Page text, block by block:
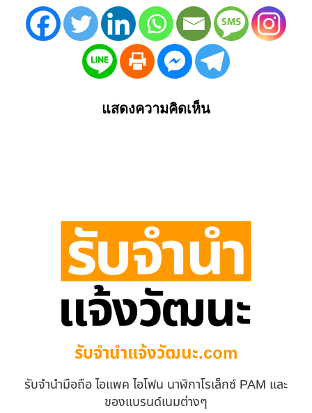
แสดงความคิดเห็น
รับจํานําแจ้งวัฒนะ.com
รับจำนำมือถือ ไอแพค ไอโฟน นาฬิกาโรเล็กซ์ PAM และ
ของแบรนด์เนมต่างๆ